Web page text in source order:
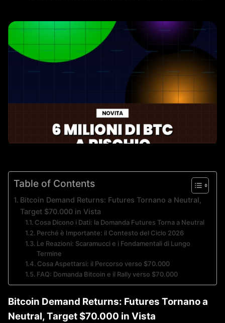
Table of Contents
Bitcoin Demand Returns: Futures Tornano a Neutral,
Target $70.000 in Vista
Cosa Dicono i Dati: la Domanda Futures Torna a Neutral
Perché è Importante: il Contesto del Ciclo 2026
Le Reazioni: Scaramucci e i Fondamentali di Lungo
Termine
Cosa Aspettarsi: il Percorso verso $70.000
FAQ: Domanda Bitcoin e il Rally verso $70.000
Bitcoin Demand Returns: Futures Tornano a
Neutral, Target $70.000 in Vista